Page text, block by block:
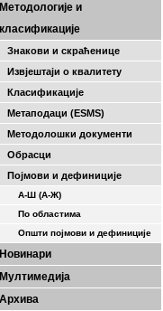
Методологије и
класификације
Знакови и скраћенице
Извјештаји о квалитету
Класификације
Метаподаци (ESMS)
Методолошки документи
Обрасци
Појмови и дефиниције
А-Ш (A-Ж)
По областима
Општи појмови и дефиниције
Новинари
Мултимедија
Архива